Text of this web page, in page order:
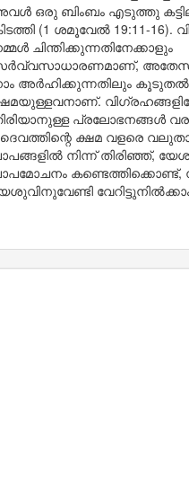
ഒരു ബിംബം എടുത്തു
(1 ശമൂവേൽ 19:11-16).
ചിന്തിക്കുന്നതിനേക്കാളും
അർഹിക്കുന്നതിലും കൂടുതൽ
പ്രലോഭനങ്ങൾ
ക്ഷമ വളരെ
നിന്ന് തിരിഞ്ഞ്,
കണ്ടെത്തിക്കൊണ്ട്,